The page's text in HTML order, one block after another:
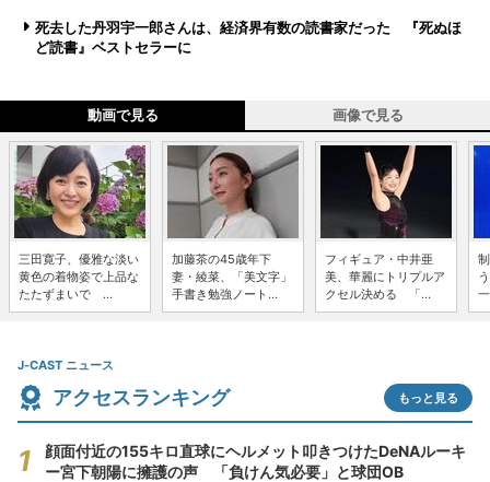
死去した丹羽宇一郎さんは、経済界有数の読書家だった 『死ぬほ
ど読書』ベストセラーに
動画で見る 画像で見る
三田寛子、優雅な淡い
黄色の着物姿で上品な
たたずまいで ...
加藤茶の45歳年下
妻・綾菜、「美文字」
手書き勉強ノート...
フィギュア・中井亜
美、華麗にトリプルア
クセル決める 「...
J-CAST ニュース
アクセスランキング もっと見る
顔面付近の155キロ直球にヘルメット叩きつけたDeNAルーキ
ー宮下朝陽に擁護の声 「負けん気必要」と球団OB